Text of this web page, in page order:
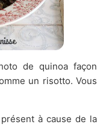
de quinoa façon
un risotto. Vous
présent à cause de la